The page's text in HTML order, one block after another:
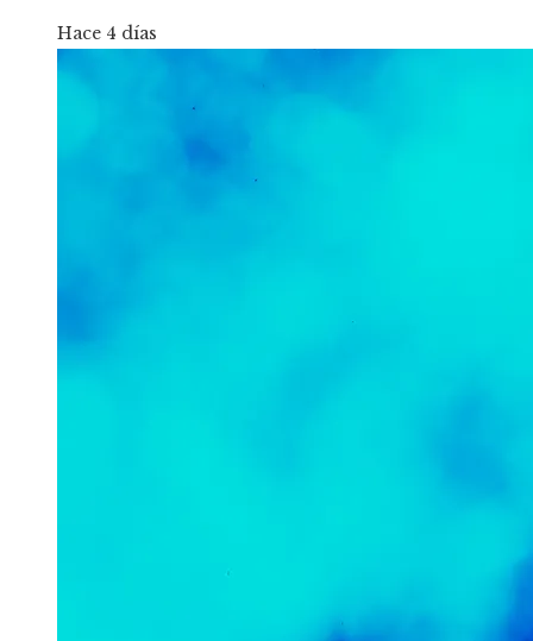
Hace 4 días